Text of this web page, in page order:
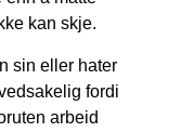
kan skje.
sin eller hater
fordi
arbeid